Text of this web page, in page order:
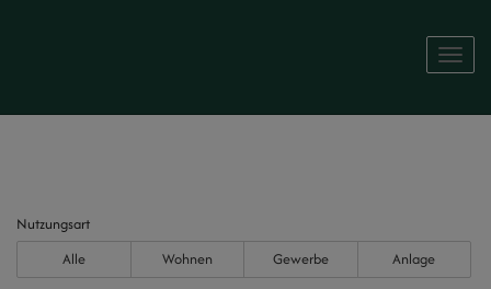
Nutzungsart
Alle
Wohnen Gewerbe Anlage